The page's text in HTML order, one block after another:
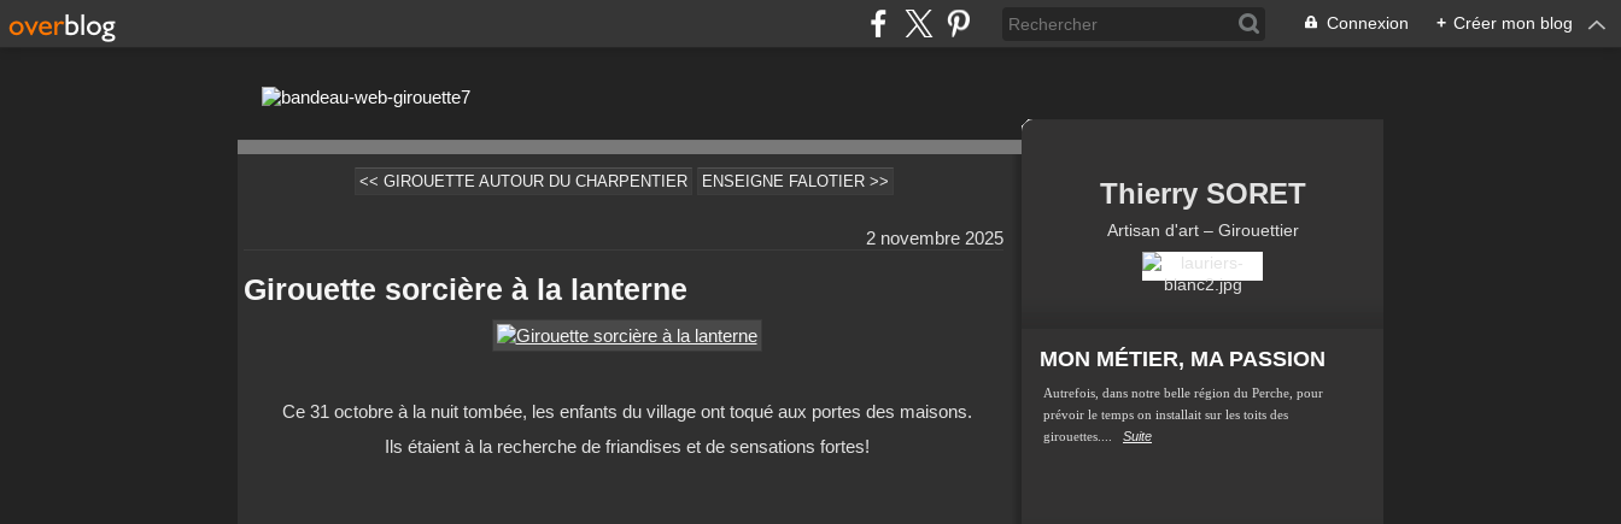
Connexion + Créer mon blog
<< GIROUETTE AUTOUR DU CHARPENTIER ENSEIGNE FALOTIER >>
2 novembre 2025
Girouette sorcière à la lanterne
Ce 31 octobre à la nuit tombée, les enfants du village ont toqué aux portes des maisons.
Ils étaient à la recherche de friandises et de sensations fortes!
Thierry SORET
Artisan d'art – Girouettier
MON MÉTIER, MA PASSION
Autrefois, dans notre belle région du Perche, pour
prévoir le temps on installait sur les toits des
girouettes....
Suite